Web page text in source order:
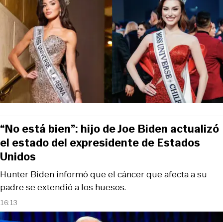
16:13
Hunter Biden informó que el cáncer que afecta a su
padre se extendió a los huesos.
“No está bien”: hijo de Joe Biden actualizó
el estado del expresidente de Estados
Unidos